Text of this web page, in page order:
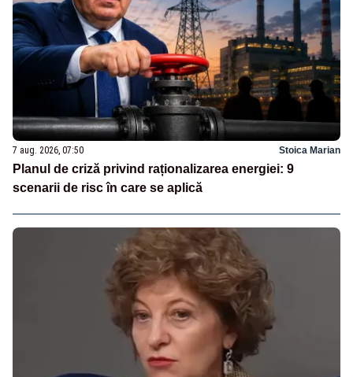
7 aug. 2026, 07:50 Stoica Marian
Planul de criză privind raționalizarea energiei: 9
scenarii de risc în care se aplică